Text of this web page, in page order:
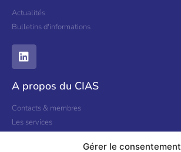
Gérer le consentement
Actualités
Bulletins d'informations
A propos du CIAS
Contacts & membres
Les services